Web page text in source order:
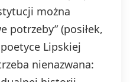
przetwarzania,
prawo do
przenoszenia
danych, prawo do
wniesienia
można
potrzeby” (posiłek,
Lipskiej
nienazwana: